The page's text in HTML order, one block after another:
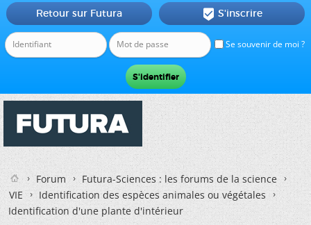
Se souvenir de moi ?
Retour sur Futura  S'inscrire
Forum
Futura-Sciences : les forums de la science
VIE
Identification des espèces animales ou végétales
Identification d'une plante d'intérieur